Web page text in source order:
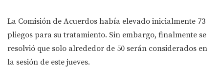
La Comisión de Acuerdos había elevado inicialmente 73
pliegos para su tratamiento. Sin embargo, finalmente se
resolvió que solo alrededor de 50 serán considerados en
la sesión de este jueves.